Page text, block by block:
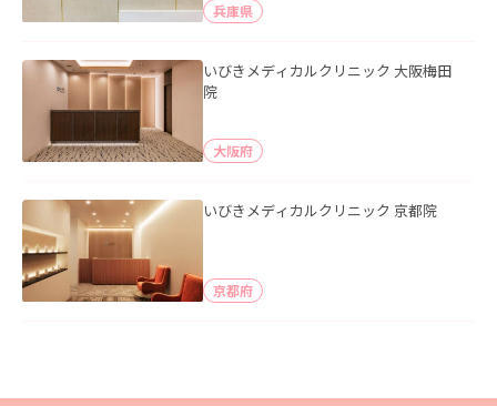
兵庫県
いびきメディカルクリニック 大阪梅田
院
大阪府
いびきメディカルクリニック 京都院
京都府